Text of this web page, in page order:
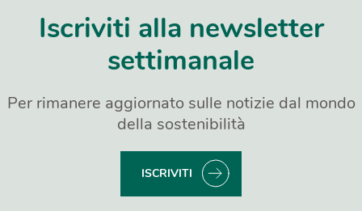
Iscriviti alla newsletter
settimanale
Per rimanere aggiornato sulle notizie dal mondo
della sostenibilità
ISCRIVITI